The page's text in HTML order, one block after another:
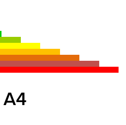
A4